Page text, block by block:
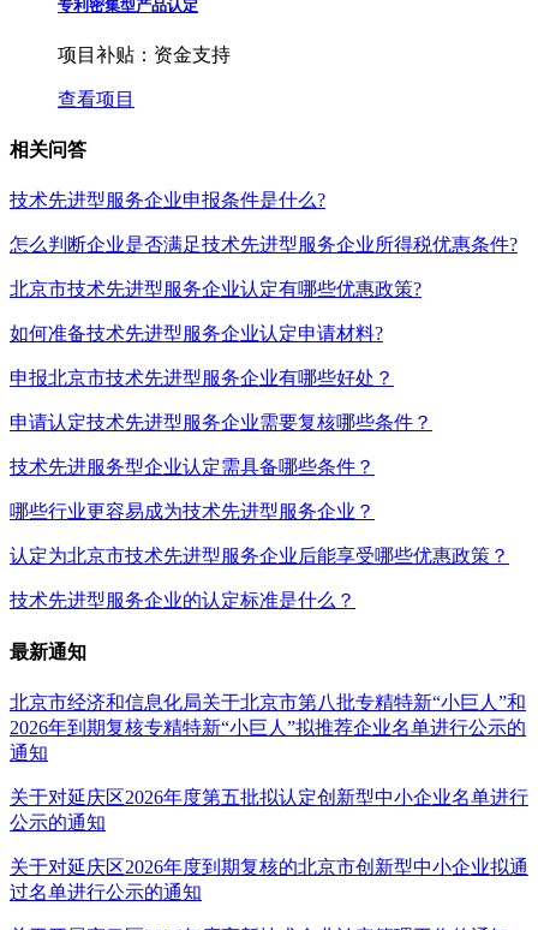
专利密集型产品认定
项目补贴： 资金支持
查看项目
相关问答
技术先进型服务企业申报条件是什么?
怎么判断企业是否满足技术先进型服务企业所得税优惠条件?
北京市技术先进型服务企业认定有哪些优惠政策?
如何准备技术先进型服务企业认定申请材料?
申报北京市技术先进型服务企业有哪些好处？
申请认定技术先进型服务企业需要复核哪些条件？
技术先进服务型企业认定需具备哪些条件？
哪些行业更容易成为技术先进型服务企业？
认定为北京市技术先进型服务企业后能享受哪些优惠政策？
技术先进型服务企业的认定标准是什么？
最新通知
北京市经济和信息化局关于北京市第八批专精特新“小巨人”和
2026年到期复核专精特新“小巨人”拟推荐企业名单进行公示的
通知
关于对延庆区2026年度第五批拟认定创新型中小企业名单进行
公示的通知
关于对延庆区2026年度到期复核的北京市创新型中小企业拟通
过名单进行公示的通知